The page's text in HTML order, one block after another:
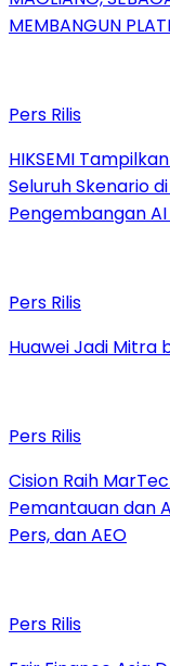
MEMBANGUN
Pers Rilis
HIKSEMI
Seluruh Skenario
Pengembangan
Pers Rilis
Huawei Jadi Mitra
Pers Rilis
Cision Raih
Pemantauan dan
Pers, dan AEO
Pers Rilis